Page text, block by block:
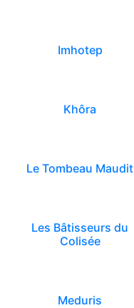
Imhotep
Khôra
Le Tombeau Maudit
Les Bâtisseurs du
Colisée
Meduris